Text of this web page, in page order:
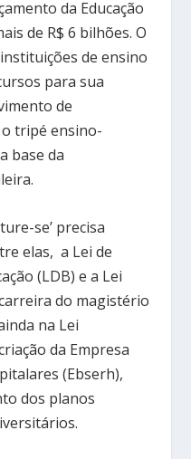
da Educação
de R$ 6 bilhões. O
de ensino
para sua
de
tripé ensino-
base da
se’ precisa
elas, a Lei de
(LDB) e a Lei
do magistério
na Lei
da Empresa
(Ebserh),
dos planos